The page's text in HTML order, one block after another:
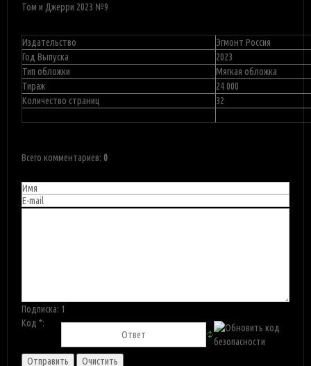
Том и Джерри 2023 №9
Издательство
Эгмонт Россия
Год Выпуска
2023
Тип обложки
Мягкая обложка
Тираж
24 000
Количество страниц
32
Всего комментариев: 0
Подписка: 1
Код *: